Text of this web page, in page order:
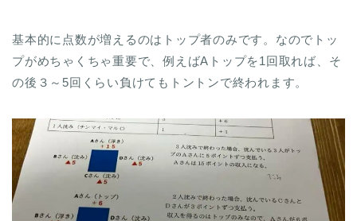
基本的に点数が増えるのはトップ者のみです。なのでトッ
プがめちゃくちゃ重要で、例えばAトップを1回取れば、そ
の後３～5回くらい負けてもトントンで終われます。